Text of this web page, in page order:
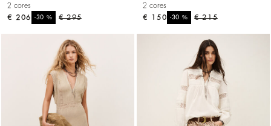
2 cores
€ 295
-30%
€ 206
2 cores
€ 215
-30%
€ 150